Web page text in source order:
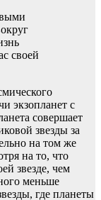
своей
экзопланет с
совершает
звезды за
на том же
на то, что
звезде, чем
меньше
где планеты